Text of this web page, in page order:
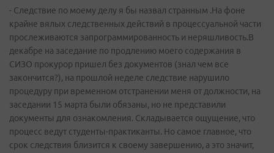
- Следствие по моему делу я бы назвал странным .На фоне
крайне вялых следственных действий в процессуальной части
прослеживаются запрограммированность и неряшливость.В
декабре на заседание по продлению моего содержания в
СИЗО прокурор пришел без документов (знал чем все
закончится?), на прошлой неделе следствие нарушило
процедуру при временном отстранении меня от должности, на
заседании 15 марта были обязаны, но не представили
документы для ознакомления. Складывается ощущение, что
процесс ведут студенты-практиканты. Но самое главное, что
срок следствия близится к своему завершению, а это значит,